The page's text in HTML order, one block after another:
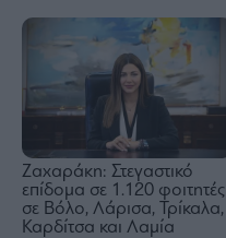
Ζαχαράκη: Στεγαστικό
επίδομα σε 1.120 φοιτητές
σε Βόλο, Λάρισα, Τρίκαλα,
Καρδίτσα και Λαμία